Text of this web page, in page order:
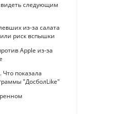
видеть следующим
из-за салата
риск вспышки
Apple из-за
Что показала
"ДосболLike"